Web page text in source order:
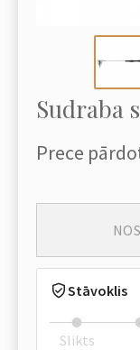
Sudraba
Prece
Stāvoklis
Slikts